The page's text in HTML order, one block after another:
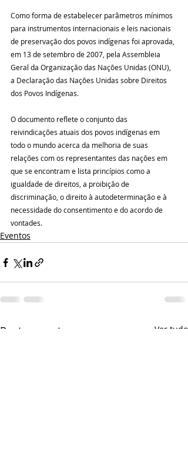
Como forma de estabelecer parâmetros mínimos
para instrumentos internacionais e leis nacionais
de preservação dos povos indígenas foi aprovada,
em 13 de setembro de 2007, pela Assembleia
Geral da Organização das Nações Unidas (ONU),
a Declaração das Nações Unidas sobre Direitos
dos Povos Indígenas.
O documento reflete o conjunto das
reivindicações atuais dos povos indígenas em
todo o mundo acerca da melhoria de suas
relações com os representantes das nações em
que se encontram e lista princípios como a
igualdade de direitos, a proibição de
discriminação, o direito à autodeterminação e à
necessidade do consentimento e do acordo de
vontades.
Eventos
Posts recentes Ver tudo